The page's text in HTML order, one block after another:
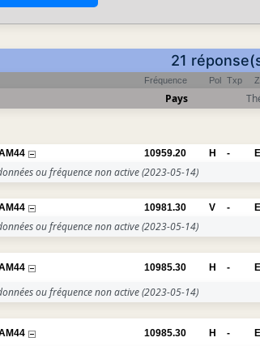
21
Fréquence Pol Txp
Pays
10959.20 H -
ou fréquence non active(2023-05-14)
10981.30 V -
ou fréquence non active(2023-05-14)
10985.30 H -
ou fréquence non active(2023-05-14)
10985.30 H -